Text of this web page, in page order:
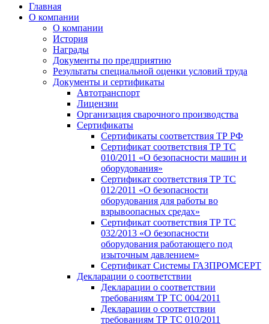
Главная
О компании
О компании
История
Награды
Документы по предприятию
Результаты специальной оценки условий труда
Документы и сертификаты
Автотранспорт
Лицензии
Организация сварочного производства
Cертификаты
Сертификаты соответствия ТР РФ
Сертификат соответствия ТР ТС
010/2011 «О безопасности машин и
оборудования»
Сертификат соответствия ТР ТС
012/2011 «О безопасности
оборудования для работы во
взрывоопасных средах»
Сертификат соответствия ТР ТС
032/2013 «О безопасности
оборудования работающего под
изыточным давлением»
Сертификат Системы ГАЗПРОМСЕРТ
Декларации о соответствии
Декларации о соответствии
требованиям ТР ТС 004/2011
Декларации о соответствии
требованиям ТР ТС 010/2011